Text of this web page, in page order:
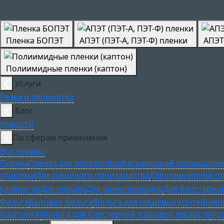
Пленка БОПЭТ АПЭТ (ПЭТ-А, ПЭТ-Ф) пленки
Полиимидные пленки (каптон)
Услуги
Резка и перемотка
Блог
Новости
По сферам применения
Все товары
ПленкаПленка для деревообрабатывающей
упаковкиДля пищевого производстваДля сувенирной
клавиатурДля окошекДля шинопроводовДля
ФольгаБытовая фольгаФольга для пищевых
(платинка)Фольга для блистерной упаковки лекарств